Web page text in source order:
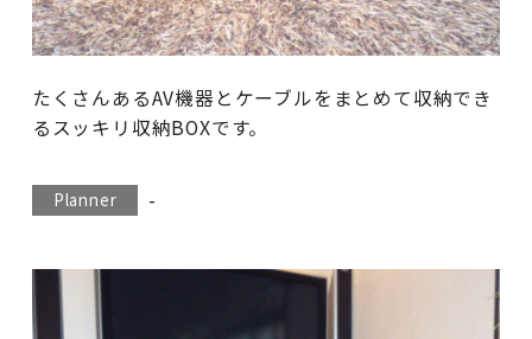
たくさんあるAV機器とケーブルをまとめて収納でき
るスッキリ収納BOXです。
Planner -